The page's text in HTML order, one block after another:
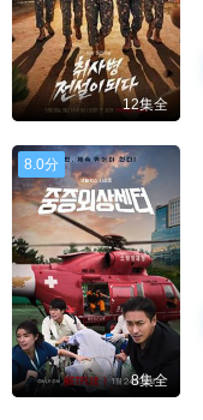
12集全
8.0分
8集全